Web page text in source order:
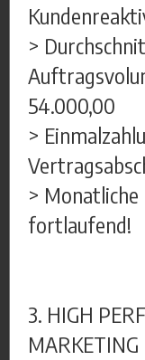
>
54.000,00
>
>
fortlaufend!
3. HIGH
MARKETING